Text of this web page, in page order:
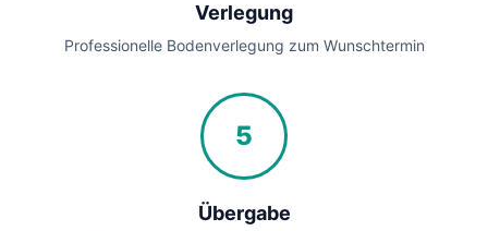
Verlegung
Professionelle Bodenverlegung zum Wunschtermin
5
Übergabe